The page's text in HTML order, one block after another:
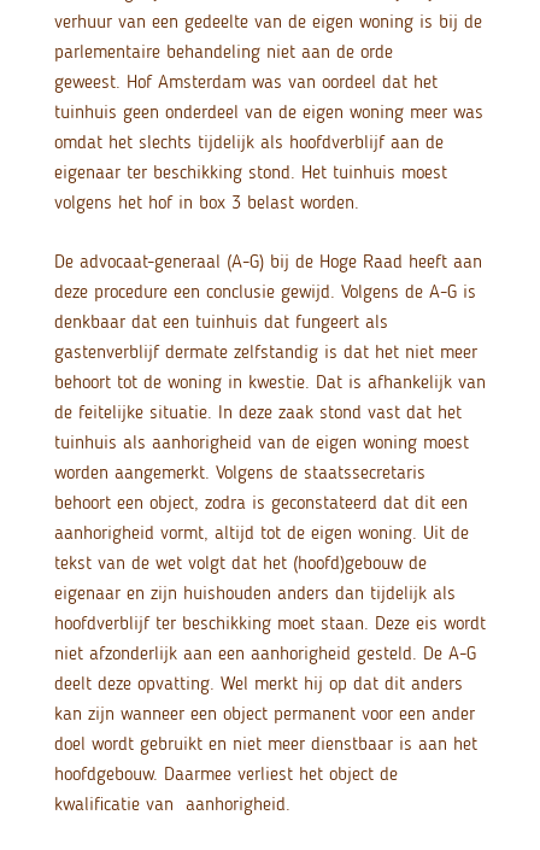
verhuur van een gedeelte van de eigen woning is bij de
parlementaire behandeling niet aan de orde
geweest. Hof Amsterdam was van oordeel dat het
tuinhuis geen onderdeel van de eigen woning meer was
omdat het slechts tijdelijk als hoofdverblijf aan de
eigenaar ter beschikking stond. Het tuinhuis moest
volgens het hof in box 3 belast worden.
De advocaat-generaal (A-G) bij de Hoge Raad heeft aan
deze procedure een conclusie gewijd. Volgens de A-G is
denkbaar dat een tuinhuis dat fungeert als
gastenverblijf dermate zelfstandig is dat het niet meer
behoort tot de woning in kwestie. Dat is afhankelijk van
de feitelijke situatie. In deze zaak stond vast dat het
tuinhuis als aanhorigheid van de eigen woning moest
worden aangemerkt. Volgens de staatssecretaris
behoort een object, zodra is geconstateerd dat dit een
aanhorigheid vormt, altijd tot de eigen woning. Uit de
tekst van de wet volgt dat het (hoofd)gebouw de
eigenaar en zijn huishouden anders dan tijdelijk als
hoofdverblijf ter beschikking moet staan. Deze eis wordt
niet afzonderlijk aan een aanhorigheid gesteld. De A-G
deelt deze opvatting. Wel merkt hij op dat dit anders
kan zijn wanneer een object permanent voor een ander
doel wordt gebruikt en niet meer dienstbaar is aan het
hoofdgebouw. Daarmee verliest het object de
kwalificatie van aanhorigheid.